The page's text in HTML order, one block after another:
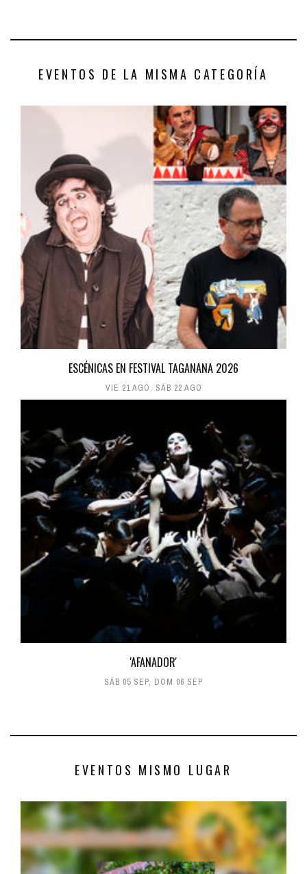
EVENTOS DE LA MISMA CATEGORÍA
ESCÉNICAS EN FESTIVAL TAGANANA 2026
VIE 21 AGO, SÁB 22 AGO
'AFANADOR'
SÁB 05 SEP, DOM 06 SEP
EVENTOS MISMO LUGAR